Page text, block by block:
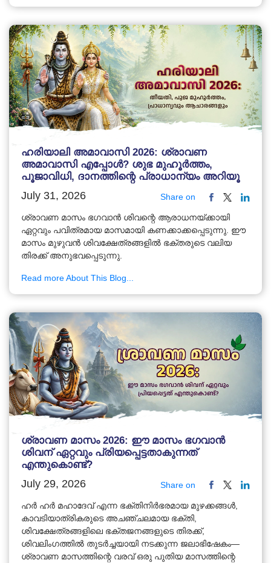
ഹരിയാലി അമാവാസി 2026: ശ്രാവണ
അമാവാസി എപ്പോൾ? ശുഭ മുഹൂർത്തം,
പൂജാവിധി, ദാനത്തിന്റെ പ്രാധാന്യം അറിയൂ
July 31, 2026 Share on
ശ്രാവണ മാസം ഭഗവാൻ ശിവന്റെ ആരാധനയ്ക്കായി
ഏറ്റവും പവിത്രമായ മാസമായി കണക്കാക്കപ്പെടുന്നു. ഈ
മാസം മുഴുവൻ ശിവക്ഷേത്രങ്ങളിൽ ഭക്തരുടെ വലിയ
തിരക്ക് അനുഭവപ്പെടുന്നു.
Read more About This Blog...
ശ്രാവണ മാസം 2026: ഈ മാസം ഭഗവാൻ
ശിവന് ഏറ്റവും പ്രിയപ്പെട്ടതാകുന്നത്
എന്തുകൊണ്ട്?
July 29, 2026 Share on
ഹർ ഹർ മഹാദേവ് എന്ന ഭക്തിനിർഭരമായ മുഴക്കങ്ങൾ,
കാവടിയാത്രികരുടെ അചഞ്ചലമായ ഭക്തി,
ശിവക്ഷേത്രങ്ങളിലെ ഭക്തജനങ്ങളുടെ തിരക്ക്,
ശിവലിംഗത്തിൽ തുടർച്ചയായി നടക്കുന്ന ജലാഭിഷേകം—
ശ്രാവണ മാസത്തിന്റെ വരവ് ഒരു പുതിയ മാസത്തിന്റെ